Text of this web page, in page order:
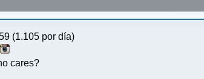
(1.105 por día)
cares?